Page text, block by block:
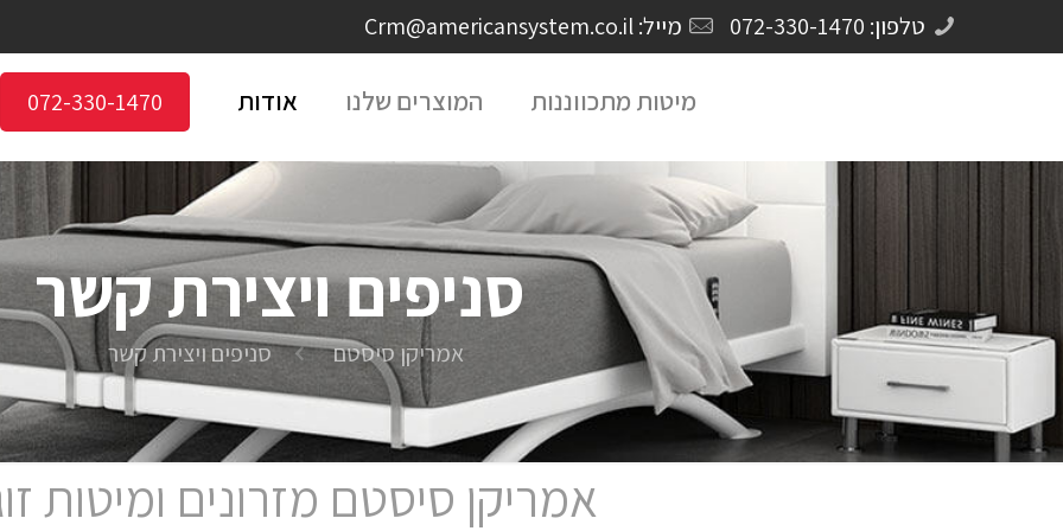
טלפון: 072-330-1470 מייל: Crm@americansystem.co.il
מיטות מתכווננות המוצרים שלנו אודות 072-330-1470
סניפים ויצירת קשר
אמריקן סיסטם סניפים ויצירת קשר
אמריקן סיסטם מזרונים ומיטות